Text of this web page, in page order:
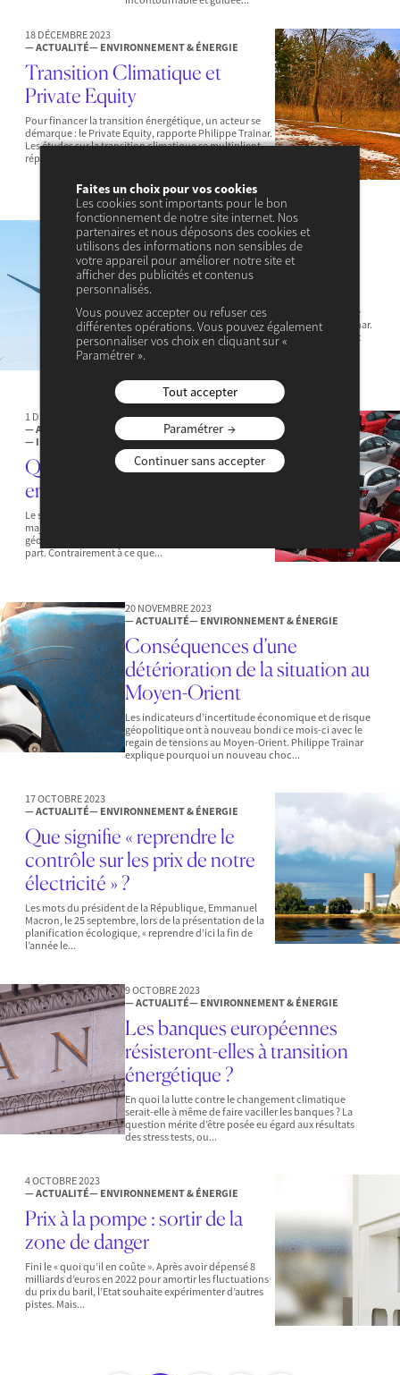
18 DÉCEMBRE 2023
— ACTUALITÉ— ENVIRONNEMENT & ÉNERGIE
Transition Climatique et
Private Equity
Pour financer la transition énergétique, un acteur se
démarque : le Private Equity, rapporte Philippe Trainar.
Les études sur la transition climatique se multiplient
répétant invariablement le message...
18 DÉCEMBRE 2023
— ACTUALITÉ— ENVIRONNEMENT & ÉNERGIE
Transition Climatique et
Private Equity
Pour financer la transition énergétique, un acteur se
démarque : le Private Equity, rapporte Philippe Trainar.
Les études sur la transition climatique se multiplient
répétant invariablement le message...
1 DÉCEMBRE 2023
— ACTUALITÉ
— ENVIRONNEMENT & ÉNERGIE
— INDUSTRIE & INNOVATION
Quel avenir pour l’automobile
en Europe ?
Le secteur de l’automobile subit deux transformations
majeures. La mutation en cours est au coeur d’une
géostratégie mondiale à laquelle l’Europe doit prendre
part. Contrairement à ce que...
20 NOVEMBRE 2023
— ACTUALITÉ— ENVIRONNEMENT & ÉNERGIE
Conséquences d’une
détérioration de la situation au
Moyen-Orient
Les indicateurs d’incertitude économique et de risque
géopolitique ont à nouveau bondi ce mois-ci avec le
regain de tensions au Moyen-Orient. Philippe Trainar
explique pourquoi un nouveau choc...
17 OCTOBRE 2023
— ACTUALITÉ— ENVIRONNEMENT & ÉNERGIE
Que signifie « reprendre le
contrôle sur les prix de notre
électricité » ?
Les mots du président de la République, Emmanuel
Macron, le 25 septembre, lors de la présentation de la
planification écologique, « reprendre d’ici la fin de
l’année le...
9 OCTOBRE 2023
— ACTUALITÉ— ENVIRONNEMENT & ÉNERGIE
Les banques européennes
résisteront-elles à transition
énergétique ?
En quoi la lutte contre le changement climatique
serait-elle à même de faire vaciller les banques ? La
question mérite d’être posée eu égard aux résultats
des stress tests, ou...
4 OCTOBRE 2023
— ACTUALITÉ— ENVIRONNEMENT & ÉNERGIE
Prix à la pompe : sortir de la
zone de danger
Fini le « quoi qu’il en coûte ». Après avoir dépensé 8
milliards d’euros en 2022 pour amortir les fluctuations
du prix du baril, l’Etat souhaite expérimenter d’autres
pistes. Mais...
Faites un choix pour vos cookies
Les cookies sont importants pour le bon
fonctionnement de notre site internet. Nos
partenaires et nous déposons des cookies et
utilisons des informations non sensibles de
votre appareil pour améliorer notre site et
afficher des publicités et contenus
personnalisés.
Vous pouvez accepter ou refuser ces
différentes opérations. Vous pouvez également
personnaliser vos choix en cliquant sur «
Paramétrer ».
Tout accepter
Paramétrer
Continuer sans accepter